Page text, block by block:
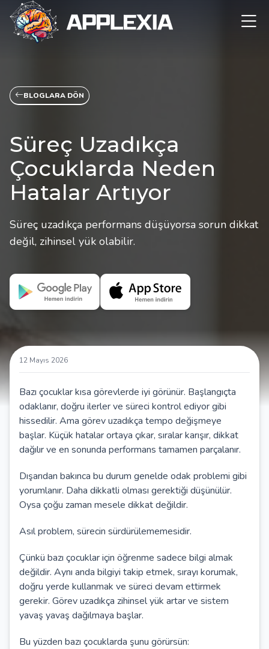
BLOGLARA DÖN
Süreç Uzadıkça
Çocuklarda Neden
Hatalar Artıyor
Süreç uzadıkça performans düşüyorsa sorun dikkat
değil, zihinsel yük olabilir.
12 Mayıs 2026
Bazı çocuklar kısa görevlerde iyi görünür. Başlangıçta
odaklanır, doğru ilerler ve süreci kontrol ediyor gibi
hissedilir. Ama görev uzadıkça tempo değişmeye
başlar. Küçük hatalar ortaya çıkar, sıralar karışır, dikkat
dağılır ve en sonunda performans tamamen parçalanır.
Dışarıdan bakınca bu durum genelde odak problemi gibi
yorumlanır. Daha dikkatli olması gerektiği düşünülür.
Oysa çoğu zaman mesele dikkat değildir.
Asıl problem, sürecin sürdürülememesidir.
Çünkü bazı çocuklar için öğrenme sadece bilgi almak
değildir. Aynı anda bilgiyi takip etmek, sırayı korumak,
doğru yerde kullanmak ve süreci devam ettirmek
gerekir. Görev uzadıkça zihinsel yük artar ve sistem
yavaş yavaş dağılmaya başlar.
Bu yüzden bazı çocuklarda şunu görürsün: